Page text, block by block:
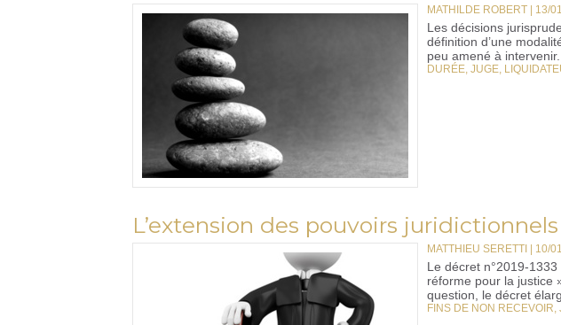
MATHILDE ROBERT | 13/
Les décisions
définition d’une
peu amené à
DURÉE, JUGE,
L’extension des pouvoirs
MATTHIEU SERETTI | 10/
Le décret n°2019-
réforme pour la justice
question, le décret
FINS DE NON RECEVOIR,